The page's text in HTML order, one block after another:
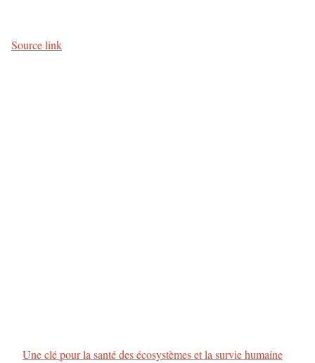
Source link
Une clé pour la santé des écosystèmes et la survie humaine